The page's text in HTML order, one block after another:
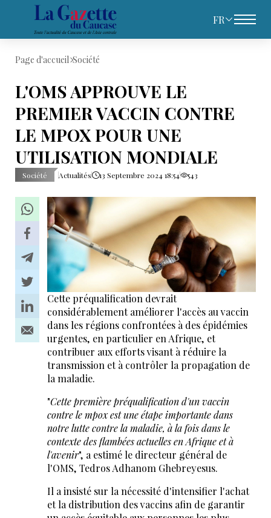
FR
Page d'accueil Société
L'OMS APPROUVE LE
PREMIER VACCIN CONTRE
LE MPOX POUR UNE
UTILISATION MONDIALE
Société Actualités 13 Septembre 2024 18:54 543
Cette préqualification devrait
considérablement améliorer l'accès au vaccin
dans les régions confrontées à des épidémies
urgentes, en particulier en Afrique, et
contribuer aux efforts visant à réduire la
transmission et à contrôler la propagation de
la maladie.
"Cette première préqualification d'un vaccin
contre le mpox est une étape importante dans
notre lutte contre la maladie, à la fois dans le
contexte des flambées actuelles en Afrique et à
l'avenir", a estimé le directeur général de
l'OMS, Tedros Adhanom Ghebreyesus.
Il a insisté sur la nécessité d'intensifier l'achat
et la distribution des vaccins afin de garantir